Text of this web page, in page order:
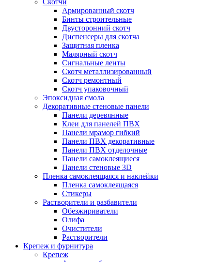
Скотчи
Армированный скотч
Бинты строительные
Двусторонний скотч
Диспенсеры для скотча
Защитная пленка
Малярный скотч
Сигнальные ленты
Скотч металлизированный
Скотч ремонтный
Скотч упаковочный
Эпоксидная смола
Декоративные стеновые панели
Панели деревянные
Клеи для панелей ПВХ
Панели мрамор гибкий
Панели ПВХ декоративные
Панели ПВХ отделочные
Панели самоклеящиеся
Панели стеновые 3D
Пленка самоклеящаяся и наклейки
Пленка самоклеящаяся
Стикеры
Растворители и разбавители
Обезжириватели
Олифа
Очистители
Растворители
Крепеж и фурнитура
Крепеж